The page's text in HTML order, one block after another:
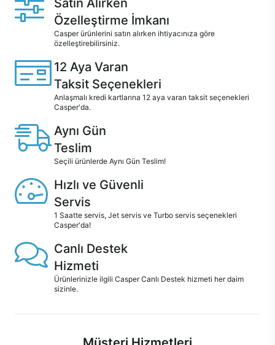
Satın Alırken
Özelleştirme İmkanı
Casper ürünlerini satın alırken ihtiyacınıza göre
özelleştirebilirsiniz.
12 Aya Varan
Taksit Seçenekleri
Anlaşmalı kredi kartlarına 12 aya varan taksit seçenekleri
Casper'da.
Aynı Gün
Teslim
Seçili ürünlerde Aynı Gün Teslim!
Hızlı ve Güvenli
Servis
1 Saatte servis, Jet servis ve Turbo servis seçenekleri
Casper'da!
Canlı Destek
Hizmeti
Ürünlerinizle ilgili Casper Canlı Destek hizmeti her daim
sizinle.